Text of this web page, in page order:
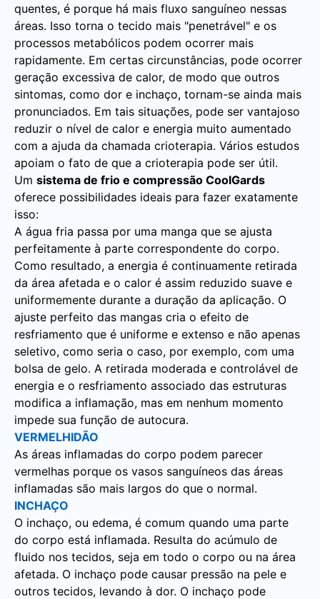
quentes, é porque há mais fluxo sanguíneo nessas
áreas. Isso torna o tecido mais "penetrável" e os
processos metabólicos podem ocorrer mais
rapidamente. Em certas circunstâncias, pode ocorrer
geração excessiva de calor, de modo que outros
sintomas, como dor e inchaço, tornam-se ainda mais
pronunciados. Em tais situações, pode ser vantajoso
reduzir o nível de calor e energia muito aumentado
com a ajuda da chamada crioterapia. Vários estudos
apoiam o fato de que a crioterapia pode ser útil.
Um sistema de frio e compressão CoolGards
oferece possibilidades ideais para fazer exatamente
isso:
A água fria passa por uma manga que se ajusta
perfeitamente à parte correspondente do corpo.
Como resultado, a energia é continuamente retirada
da área afetada e o calor é assim reduzido suave e
uniformemente durante a duração da aplicação. O
ajuste perfeito das mangas cria o efeito de
resfriamento que é uniforme e extenso e não apenas
seletivo, como seria o caso, por exemplo, com uma
bolsa de gelo. A retirada moderada e controlável de
energia e o resfriamento associado das estruturas
modifica a inflamação, mas em nenhum momento
impede sua função de autocura.
VERMELHIDÃO
As áreas inflamadas do corpo podem parecer
vermelhas porque os vasos sanguíneos das áreas
inflamadas são mais largos do que o normal.
INCHAÇO
O inchaço, ou edema, é comum quando uma parte
do corpo está inflamada. Resulta do acúmulo de
fluido nos tecidos, seja em todo o corpo ou na área
afetada. O inchaço pode causar pressão na pele e
outros tecidos, levando à dor. O inchaço pode